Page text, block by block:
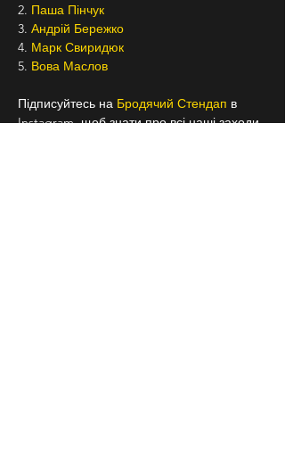
2. Паша Пінчук
3. Андрій Бережко
4. Марк Свиридюк
5. Вова Маслов
Підписуйтесь на Бродячий Стендап в
Instagram, щоб знати про всі наші заходи